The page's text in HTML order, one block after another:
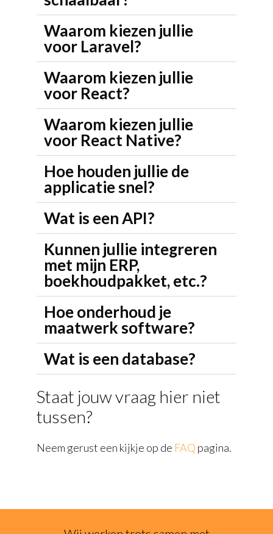
Waarom kiezen jullie
voor Laravel?
Waarom kiezen jullie
voor React?
Waarom kiezen jullie
voor React Native?
Hoe houden jullie de
applicatie snel?
Wat is een API?
Kunnen jullie integreren
met mijn ERP,
boekhoudpakket, etc.?
Hoe onderhoud je
maatwerk software?
Wat is een database?
Staat jouw vraag hier niet
tussen?
Neem gerust een kijkje op de FAQ pagina.